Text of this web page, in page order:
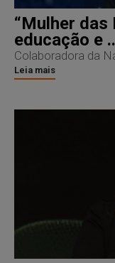
“Mulher das
educação e
Colaboradora da
Leia mais